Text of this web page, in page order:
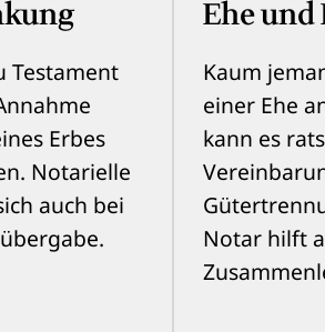
Testament
Erbes
Notarielle
auch bei
Ehe
Kaum
einer Ehe
kann es
Notar hilft